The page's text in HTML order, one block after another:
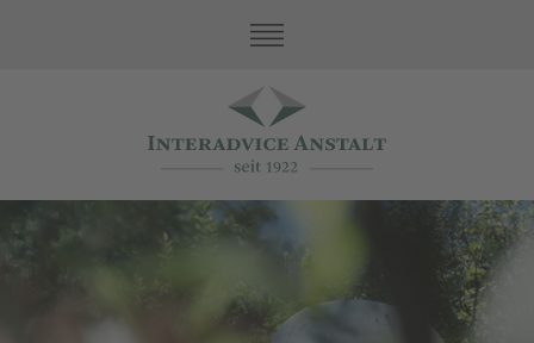
Service de family office
Asset Protection
Comptabilité et Impôts